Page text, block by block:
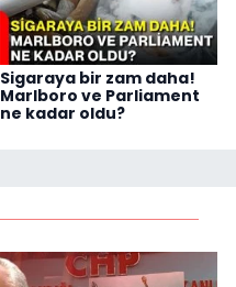
Sigaraya bir zam daha!
Marlboro ve Parliament
ne kadar oldu?